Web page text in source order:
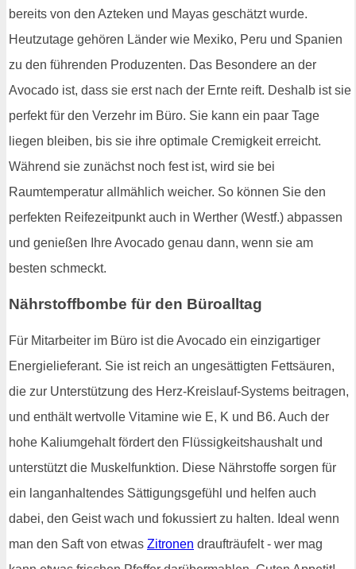
bereits von den Azteken und Mayas geschätzt wurde.
Heutzutage gehören Länder wie Mexiko, Peru und Spanien
zu den führenden Produzenten. Das Besondere an der
Avocado ist, dass sie erst nach der Ernte reift. Deshalb ist sie
perfekt für den Verzehr im Büro. Sie kann ein paar Tage
liegen bleiben, bis sie ihre optimale Cremigkeit erreicht.
Während sie zunächst noch fest ist, wird sie bei
Raumtemperatur allmählich weicher. So können Sie den
perfekten Reifezeitpunkt auch in Werther (Westf.) abpassen
und genießen Ihre Avocado genau dann, wenn sie am
besten schmeckt.
Nährstoffbombe für den Büroalltag
Für Mitarbeiter im Büro ist die Avocado ein einzigartiger
Energielieferant. Sie ist reich an ungesättigten Fettsäuren,
die zur Unterstützung des Herz-Kreislauf-Systems beitragen,
und enthält wertvolle Vitamine wie E, K und B6. Auch der
hohe Kaliumgehalt fördert den Flüssigkeitshaushalt und
unterstützt die Muskelfunktion. Diese Nährstoffe sorgen für
ein langanhaltendes Sättigungsgefühl und helfen auch
dabei, den Geist wach und fokussiert zu halten. Ideal wenn
man den Saft von etwas Zitronen draufträufelt - wer mag